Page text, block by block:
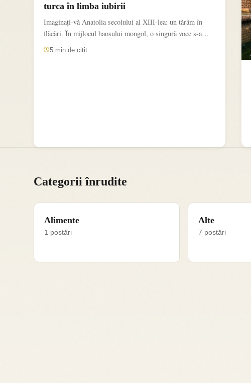
turca în limba iubirii
Imaginați-vă Anatolia secolului al XIII-lea: un tărâm în
flăcări. În mijlocul haosului mongol, o singură voce s-a
ridicat...
5 min de citit
Categorii înrudite
Alimente
1 postări
Alte
7 postări